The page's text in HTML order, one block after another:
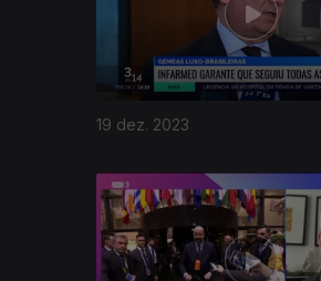
19 dez. 2023